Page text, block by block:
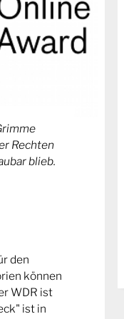
Rechten
blieb.
den
können
WDR ist
ist in